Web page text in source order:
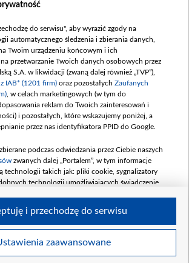
635 783 051,21 PLN
wrzesień 100 mln, październik 350
265 mln)
48 862 000,00 PLN
umowy: GRUDZIEŃ 2025
grudzień 60,548 mln)
900 000 000,00 PLN
umowy: LUTY 2026 (wpłata
180 mln, 7 maja 180 mln, 8
90 mln)
250 000 000,00 PLN
250 mln
Telewizja Polska S. A. w likwidacji
do serwisu", aby wyrazić zgody na
automatycznego śledzenia i zbierania danych,
Twoim urządzeniu końcowym i ich
przetwarzanie Twoich danych osobowych przez
S.A. w likwidacji (zwaną dalej również „TVP”),
IAB* (1201 firm) oraz pozostałych Zaufanych
, w celach marketingowych (w tym do
reklam do Twoich zainteresowań i
i pozostałych, które wskazujemy poniżej, a
przez nas identyfikatora PPID do Google.
podczas odwiedzania przez Ciebie naszych
zwanych dalej „Portalem”, w tym informacje
technologii takich jak: pliki cookie, sygnalizatory
technologii umożliwiających świadczenie
podczas odwiedzania przez Ciebie
zaawansowane
i przechodzę do serwisu